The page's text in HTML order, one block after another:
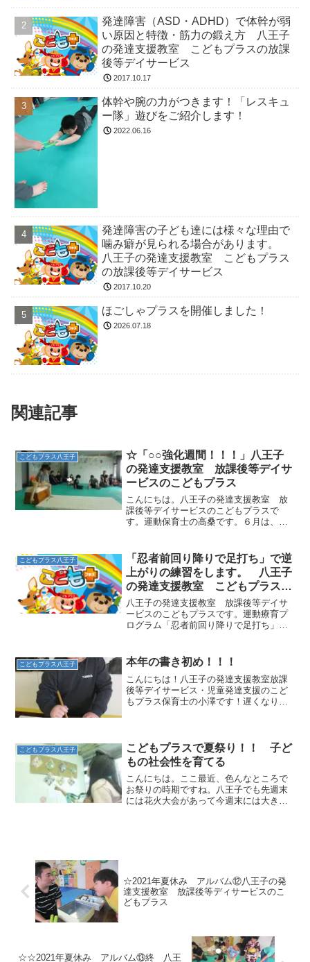
発達障害（ASD・ADHD）で体幹が弱
い原因と特徴・筋力の鍛え方 八王子
の発達支援教室 こどもプラスの放課
後等デイサービス
2017.10.17
体幹や腕の力がつきます！「レスキュ
ー隊」遊びをご紹介します！
2022.06.16
発達障害の子ども達には様々な理由で
噛み癖が見られる場合があります。
八王子の発達支援教室 こどもプラス
の放課後等デイサービス
2017.10.20
ほごしゃプラスを開催しました！
2026.07.18
関連記事
こどもプラス八王子
☆「○○強化週間！！！」八王子
の発達支援教室 放課後等デイサ
ービスのこどもプラス
こんにちは。八王子の発達支援教室 放
課後等デイサービスのこどもプラスで
す。運動保育士の高桑です。６月は、≪
間≫各1週間ごと、強化するテーマを決め
て、テーマに関連した運動...
こどもプラス八王子
「忍者前回り降りで足打ち」で逆
上がりの練習をします。 八王子
の発達支援教室 こどもプラスの
放課後等デイサービス
八王子の発達支援教室 放課後等デイサ
ービスのこどもプラスです。運動療育プ
ログラム「忍者前回り降りで足打ち」を
を養います。まず、前回りをしたら着地
をせずに腕に力を入れてぶら...
こどもプラス八王子 本年の書き初め！！！
こんにちは！八王子の発達支援教室放課
後等デイサービス・児童発達支援のこど
もプラス保育士の小澤です！遅くなりま
所してくれることを大変嬉...
こどもプラス八王子
こどもプラスで夏祭り！！ 子ど
もの社会性を育てる
こんにちは。ここ最近、色んなところで
お祭りの時期ですね。八王子でも先週末
には花火大会があって今週末には大きな
☆2021年夏休み アルバム⑫八王子の発
達支援教室 放課後等ディサービスのこ
どもプラス
☆☆2021年夏休み アルバム⑬終 八王